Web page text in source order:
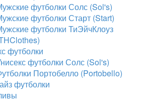
футболки Солс (Sol's)
футболки Старт (Start)
футболки ТиЭйчКлоуз
футболки
футболки Солс (Sol's)
Портобелло (Portobello)
футболки